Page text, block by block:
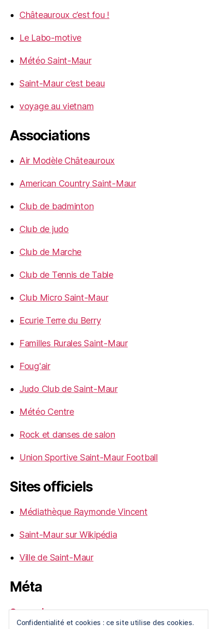
Châteauroux c’est fou !
Le Labo-motive
Météo Saint-Maur
Saint-Maur c’est beau
voyage au vietnam
Associations
Air Modèle Châteauroux
American Country Saint-Maur
Club de badminton
Club de judo
Club de Marche
Club de Tennis de Table
Club Micro Saint-Maur
Ecurie Terre du Berry
Familles Rurales Saint-Maur
Foug'air
Judo Club de Saint-Maur
Météo Centre
Rock et danses de salon
Union Sportive Saint-Maur Football
Sites officiels
Médiathèque Raymonde Vincent
Saint-Maur sur Wikipédia
Ville de Saint-Maur
Méta
Connexion
Flux des publications
Confidentialité et cookies : ce site utilise des cookies.